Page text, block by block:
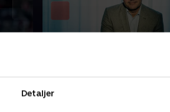
Detaljer
på
Da tidligere toppolitiker